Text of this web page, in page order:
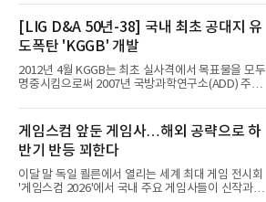
접어든 가운데 삼성전자는 AI 반도체를 중심으로 데
이터센터 생태계 공략을 강화하고 LG전자는 냉각솔
루션·전장·로봇 등 기업용 솔루션 사업 확대에 속도를
내고 있다.9일 업계에 따르면 LG전자는 2분기 생활가
전과 프리미엄 제품 경쟁력에 더해 B2B 사업 확대 효
과로 수익성을 방어한 반면 삼성전자는 디바이스경험
(DX) 부문의 TV·생활가전 수익성이 악화됐다. 대신 삼
사업 확대
[LIG D&A 50년-38] 국내 최초 공대지 유
도폭탄 'KGGB' 개발
2012년 4월 KGGB는 최초 실사격에서 목표물을 모두
명중시킴으로써 2007년 국방과학연구소(ADD) 주관
체로 참여했다. 체계개발에는 총 400여억 원의 개발
비와 62개월의 기간이 소요됐다. 한국형 GPS 유도폭
탄 KGGB(Korea GPS Guided Bomb)는 국내 최초
의 공대지 유도폭탄으로 2012년에 최종 전투용 적합
판정을 받았다.우리 공군이 운용하는 모든 전투기에
탑재할 수 있는 KGGB는 일반목적폭탄(General
Purpose Bomb)에 장착하여 운용토록 개발됐다.이
게임스컴 앞둔 게임사…해외 공략으로 하
반기 반등 꾀한다
이달 말 독일 쾰른에서 열리는 세계 최대 게임 전시회
'게임스컴 2026'에서 국내 주요 게임사들이 신작과 글